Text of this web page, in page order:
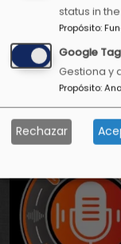
Conexión
Positiva
status in
Propósito:
Google
Gestiona y
Propósito:
Rechazar